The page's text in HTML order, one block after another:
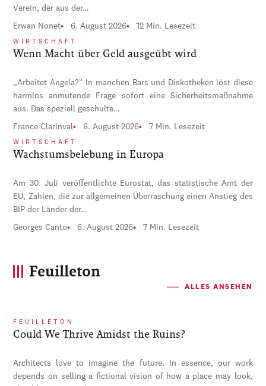
Verein, der aus der…
Erwan Nonet 6. August 2026 12 Min. Lesezeit
WIRTSCHAFT
Wenn Macht über Geld ausgeübt wird
„Arbeitet Angela?“ In manchen Bars und Diskotheken löst diese
harmlos anmutende Frage sofort eine Sicherheitsmaßnahme
aus. Das speziell geschulte…
France Clarinval 6. August 2026 7 Min. Lesezeit
WIRTSCHAFT
Wachstumsbelebung in Europa
Am 30. Juli veröffentlichte Eurostat, das statistische Amt der
EU, Zahlen, die zur allgemeinen Überraschung einen Anstieg des
BIP der Länder der…
Georges Canto 6. August 2026 7 Min. Lesezeit
Feuilleton
ALLES ANSEHEN
FEUILLETON
Could We Thrive Amidst the Ruins?
Architects love to imagine the future. In essence, our work
depends on selling a fictional vision of how a place may look,